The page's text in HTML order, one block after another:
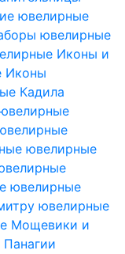
ювелирные
ювелирные
Иконы и
Иконы
Кадила
ювелирные
ювелирные
ювелирные
Мощевики и
Панагии